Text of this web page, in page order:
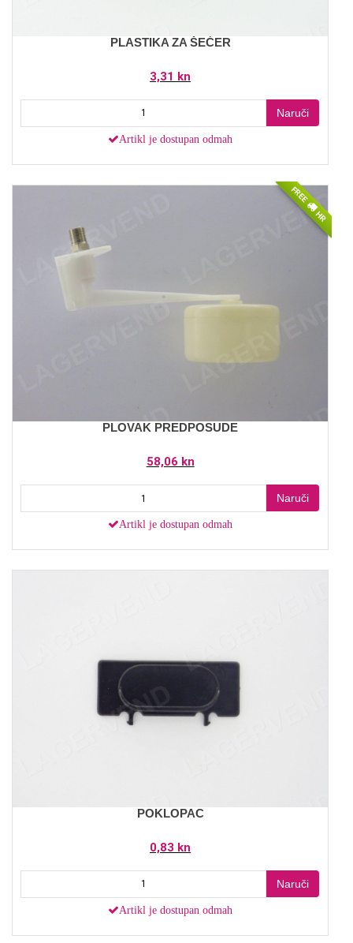
PLASTIKA ZA ŠEĆER
3,31 kn
Naruči
Artikl je dostupan odmah
FREE
HR
PLOVAK PREDPOSUDE
58,06 kn
Naruči
Artikl je dostupan odmah
POKLOPAC
0,83 kn
Naruči
Artikl je dostupan odmah